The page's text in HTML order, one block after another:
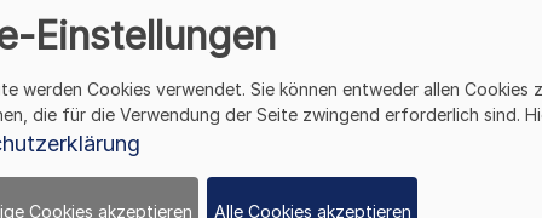
das hiermit verkündet wird:
Gesetz zur Änderung
gesetzlichen Befristungen im
Einstellungen
werden Cookies verwendet. Sie können entweder allen Cookies
die für die Verwendung der Seite zwingend erforderlich sind.
Cookies akzeptieren Alle Cookies akzeptieren